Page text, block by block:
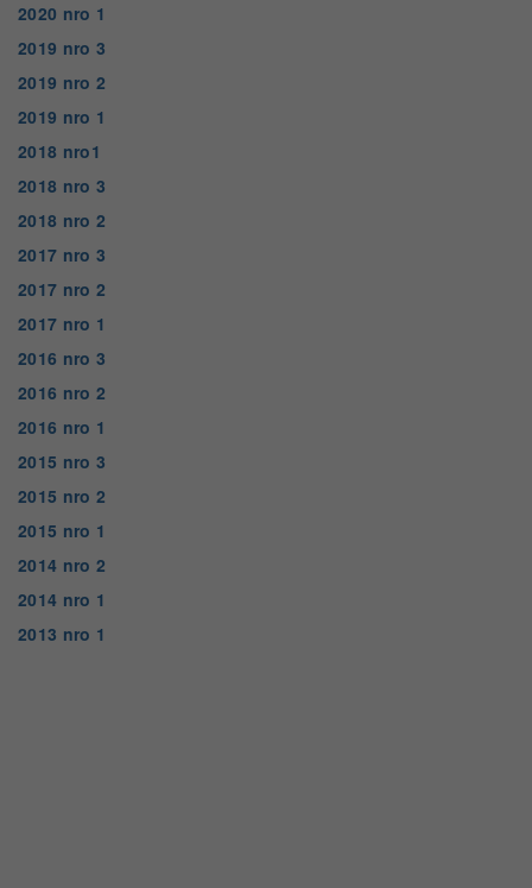
2020 nro 1
2019 nro 3
2019 nro 2
2019 nro 1
2018 nro1
2018 nro 3
2018 nro 2
2017 nro 3
2017 nro 2
2017 nro 1
2016 nro 3
2016 nro 2
2016 nro 1
2015 nro 3
2015 nro 2
2015 nro 1
2014 nro 2
2014 nro 1
2013 nro 1